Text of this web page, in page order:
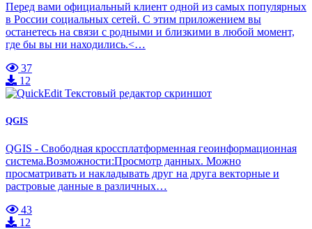
Перед вами официальный клиент одной из самых популярных
в России социальных сетей. С этим приложением вы
останетесь на связи с родными и близкими в любой момент,
где бы вы ни находились.<…
37
12
QGIS
QGIS - Свободная кроссплатформенная геоинформационная
система.Возможности:Просмотр данных. Можно
просматривать и накладывать друг на друга векторные и
растровые данные в различных…
43
12